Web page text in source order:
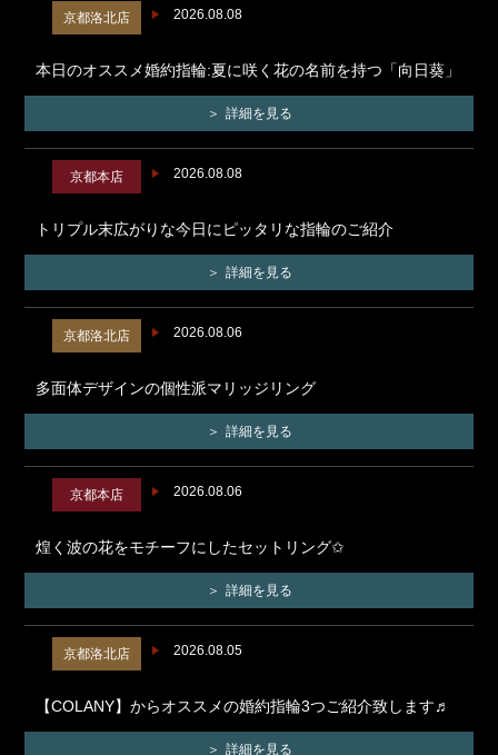
2026.08.08
京都洛北店
本日のオススメ婚約指輪:夏に咲く花の名前を持つ「向日葵」
詳細を見る
2026.08.08
京都本店
トリプル末広がりな今日にピッタリな指輪のご紹介
詳細を見る
2026.08.06
京都洛北店
多面体デザインの個性派マリッジリング
詳細を見る
2026.08.06
京都本店
煌く波の花をモチーフにしたセットリング✩
詳細を見る
2026.08.05
京都洛北店
【COLANY】からオススメの婚約指輪3つご紹介致します♬
詳細を見る